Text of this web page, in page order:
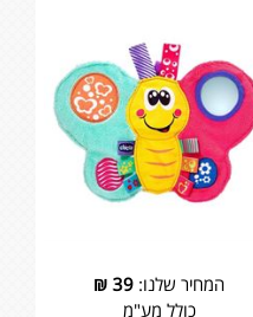
המחיר שלנו: 39
₪
כולל מע"מ